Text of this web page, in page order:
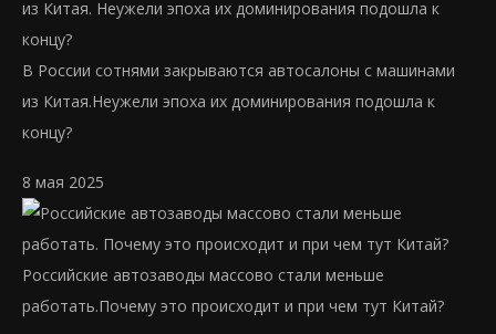
В России сотнями закрываются автосалоны с машинами
из Китая.Неужели эпоха их доминирования подошла к
концу?
8 мая 2025
Российские автозаводы массово стали меньше
работать.Почему это происходит и при чем тут Китай?